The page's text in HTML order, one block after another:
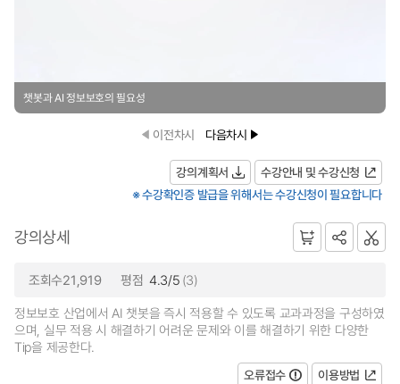
챗봇과 AI 정보보호의 필요성
이전차시 다음차시
강의계획서
수강안내 및 수강신청
※ 수강확인증 발급을 위해서는 수강신청이 필요합니다
강의상세
조회수21,919 평점 4.3/5 (3)
정보보호 산업에서 AI 챗봇을 즉시 적용할 수 있도록 교과과정을 구성하였
으며, 실무 적용 시 해결하기 어려운 문제와 이를 해결하기 위한 다양한
Tip을 제공한다.
오류접수
이용방법